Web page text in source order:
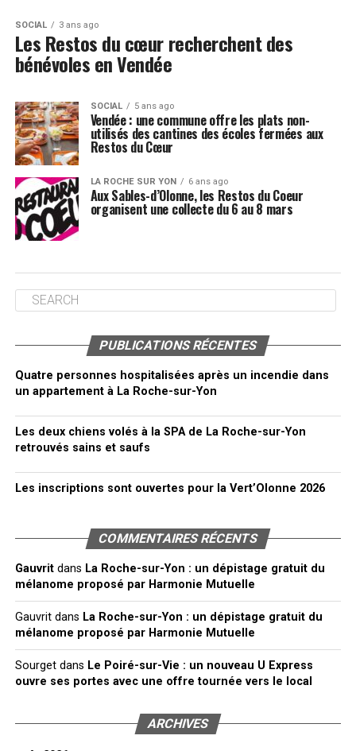
SOCIAL 3 ans ago
Les Restos du cœur recherchent des
bénévoles en Vendée
SOCIAL 5 ans ago
Vendée : une commune offre les plats non-
utilisés des cantines des écoles fermées aux
Restos du Cœur
LA ROCHE SUR YON 6 ans ago
Aux Sables-d’Olonne, les Restos du Coeur
organisent une collecte du 6 au 8 mars
PUBLICATIONS RÉCENTES
Quatre personnes hospitalisées après un incendie dans
un appartement à La Roche-sur-Yon
Les deux chiens volés à la SPA de La Roche-sur-Yon
retrouvés sains et saufs
Les inscriptions sont ouvertes pour la Vert’Olonne 2026
COMMENTAIRES RÉCENTS
Gauvritdans La Roche-sur-Yon : un dépistage gratuit du
mélanome proposé par Harmonie Mutuelle
Gauvritdans La Roche-sur-Yon : un dépistage gratuit du
mélanome proposé par Harmonie Mutuelle
Sourgetdans Le Poiré-sur-Vie : un nouveau U Express
ouvre ses portes avec une offre tournée vers le local
ARCHIVES